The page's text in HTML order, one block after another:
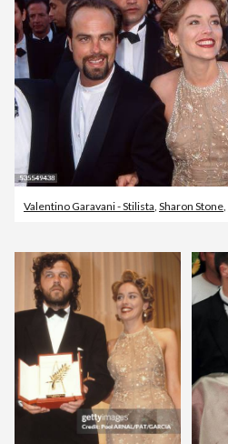
Valentino Garavani - Stilista, Sharon Stone,